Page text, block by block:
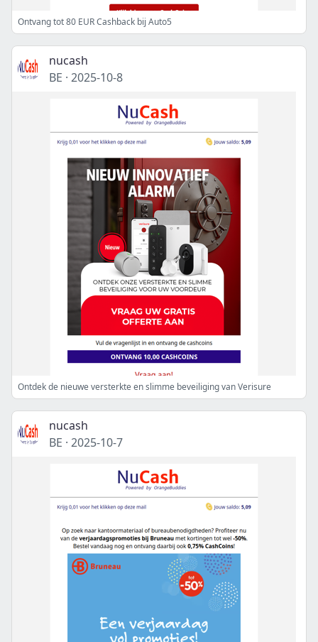
Ontvang tot 80 EUR Cashback bij Auto5
nucash
BE · 2025-10-8
Ontdek de nieuwe versterkte en slimme beveiliging van Verisure
nucash
BE · 2025-10-7